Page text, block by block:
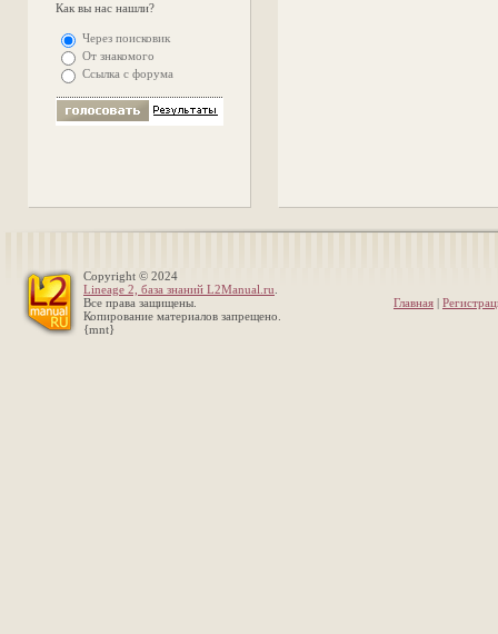
Как вы нас нашли?
Через поисковик
От знакомого
Ссылка с форума
Copyright © 2024
Lineage 2, база знаний L2Manual.ru
Все права защищены.
Копирование материалов запрещено.
{mnt}
Главная |